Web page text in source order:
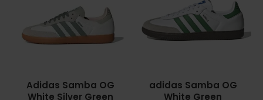
adidas Samba OG
White Green
Adidas Samba OG
White Silver Green